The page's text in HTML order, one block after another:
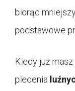
biorąc
podstawowe
Kiedy już
plecenia